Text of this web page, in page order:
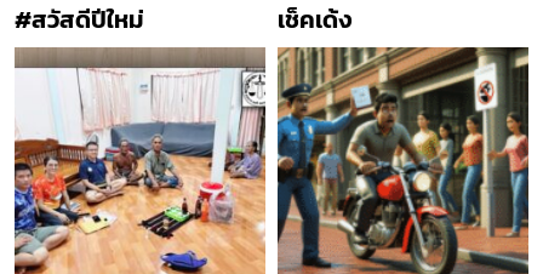
#สวัสดีปีใหม่ เช็คเด้ง